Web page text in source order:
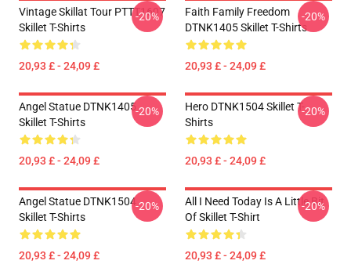
Vintage Skillat Tour PTTT1607
Skillet T-Shirts
20,93 £ - 24,09 £
-20%
Faith Family Freedom
DTNK1405 Skillet T-Shirts
20,93 £ - 24,09 £
-20%
Angel Statue DTNK1405
Skillet T-Shirts
20,93 £ - 24,09 £
-20%
Hero DTNK1504 Skillet T-
Shirts
20,93 £ - 24,09 £
-20%
Angel Statue DTNK1504
Skillet T-Shirts
20,93 £ - 24,09 £
-20%
All I Need Today Is A Little Bit
Of Skillet T-Shirt
20,93 £ - 24,09 £
-20%